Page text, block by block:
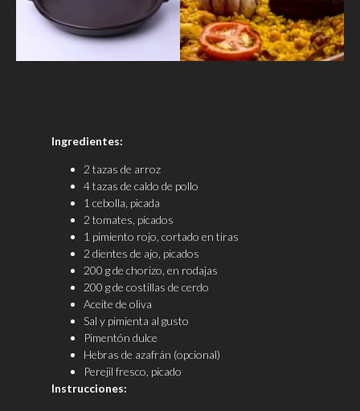
Ingredientes:
2 tazas de arroz
4 tazas de caldo de pollo
1 cebolla, picada
2 tomates, picados
1 pimiento rojo, cortado en tiras
2 dientes de ajo, picados
200 g de chorizo, en rodajas
200 g de costillas de cerdo
Aceite de oliva
Sal y pimienta al gusto
Pimentón dulce
Hebras de azafrán (opcional)
Perejil fresco, picado
Instrucciones: